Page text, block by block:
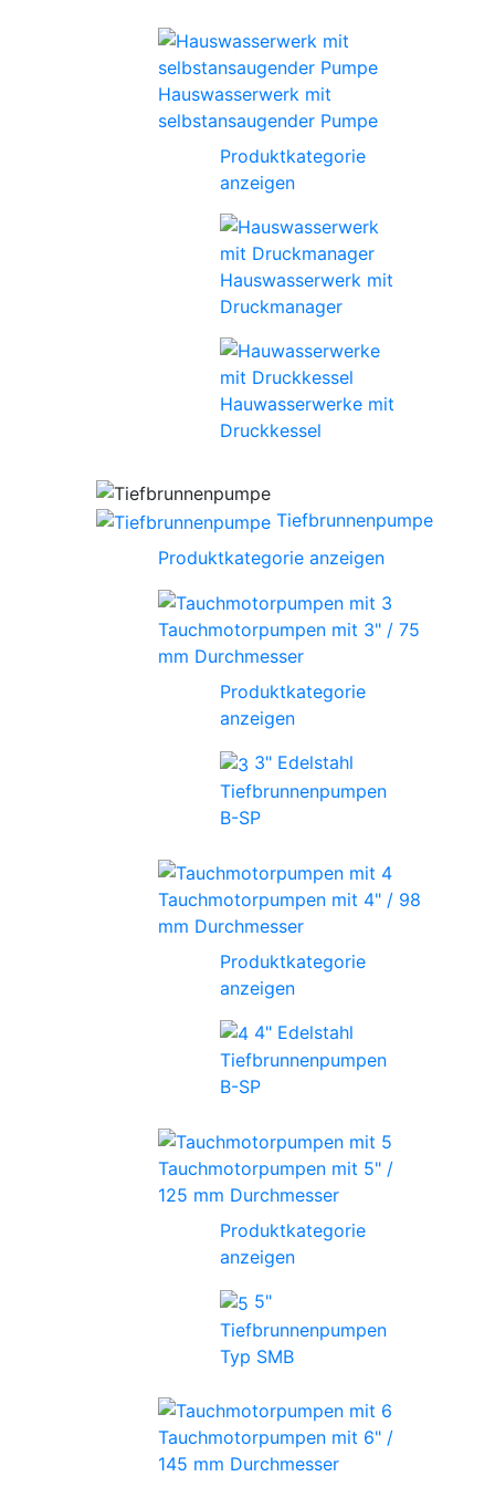
Hauswasserwerk mit
selbstansaugender Pumpe
Produktkategorie
anzeigen
Hauswasserwerk mit
Druckmanager
Hauwasserwerke mit
Druckkessel
Tiefbrunnenpumpe
Produktkategorie anzeigen
Tauchmotorpumpen mit 3" / 75
mm Durchmesser
Produktkategorie
anzeigen
3" Edelstahl
Tiefbrunnenpumpen
B-SP
Tauchmotorpumpen mit 4" / 98
mm Durchmesser
Produktkategorie
anzeigen
4" Edelstahl
Tiefbrunnenpumpen
B-SP
Tauchmotorpumpen mit 5" /
125 mm Durchmesser
Produktkategorie
anzeigen
5"
Tiefbrunnenpumpen
Typ SMB
Tauchmotorpumpen mit 6" /
145 mm Durchmesser